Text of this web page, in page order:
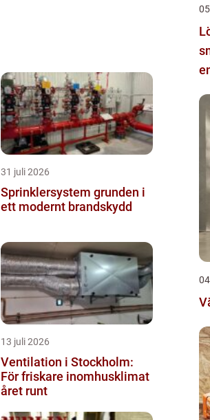
31 juli 2026
Sprinklersystem grunden i
ett modernt brandskydd
13 juli 2026
Ventilation i Stockholm:
För friskare inomhusklimat
året runt